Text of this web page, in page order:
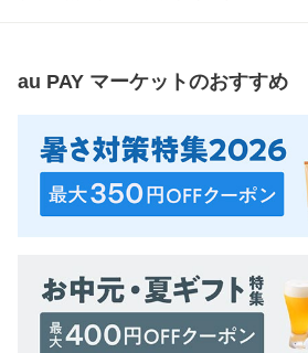
au PAY マーケットのおすすめ